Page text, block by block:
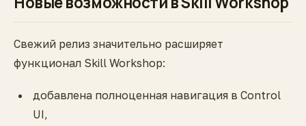
Свежий релиз значительно расширяет
функционал Skill Workshop:
добавлена полноценная навигация в Control
UI,